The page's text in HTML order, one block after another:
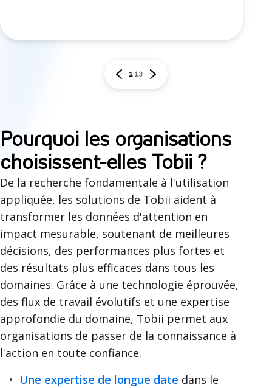
1 13
P
o
u
r
q
u
o
i
T
o
Pourquoi les organisations
choisissent-elles Tobii ?
De la recherche fondamentale à l'utilisation
appliquée, les solutions de Tobii aident à
transformer les données d'attention en
impact mesurable, soutenant de meilleures
décisions, des performances plus fortes et
des résultats plus efficaces dans tous les
domaines. Grâce à une technologie éprouvée,
des flux de travail évolutifs et une expertise
approfondie du domaine, Tobii permet aux
organisations de passer de la connaissance à
l'action en toute confiance.
Une expertise de longue date dans le